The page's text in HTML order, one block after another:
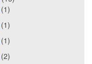
(1)
(1)
(1)
(2)